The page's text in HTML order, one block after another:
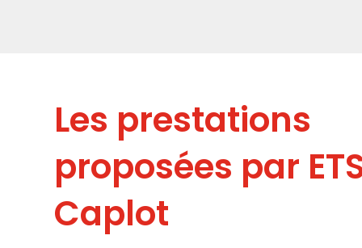
Les prestations
proposées par
Caplot